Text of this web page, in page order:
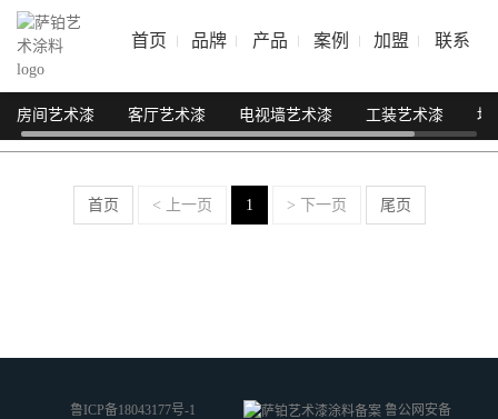
首页 品牌 产品 案例 加盟 联系
房间艺术漆 客厅艺术漆 电视墙艺术漆 工装艺术漆 地
首页 < 上一页 1 > 下一页 尾页
鲁ICP备18043177号-1
鲁公网安备